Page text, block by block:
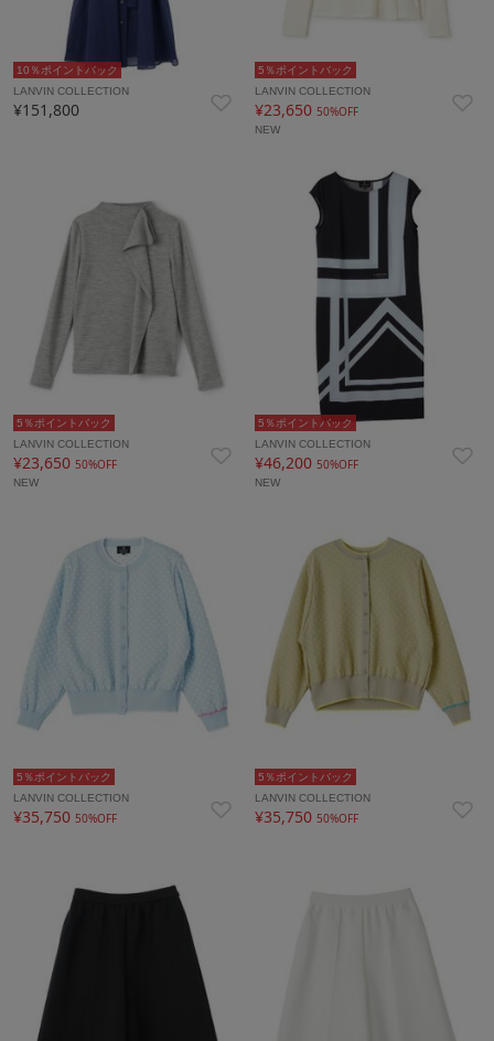
10％ポイントバック
LANVIN COLLECTION
¥151,800
5％ポイントバック
LANVIN COLLECTION
¥23,650 50%OFF
NEW
5％ポイントバック
LANVIN COLLECTION
¥23,650 50%OFF
NEW
5％ポイントバック
LANVIN COLLECTION
¥46,20050%OFF
NEW
5％ポイントバック
LANVIN COLLECTION
¥35,750 50%OFF
5％ポイントバック
LANVIN COLLECTION
¥35,75050%OFF